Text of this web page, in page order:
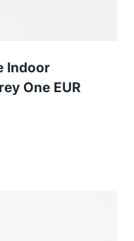
Indoor
One EUR